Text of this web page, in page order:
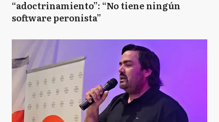
“adoctrinamiento”: “No tiene ningún
software peronista”